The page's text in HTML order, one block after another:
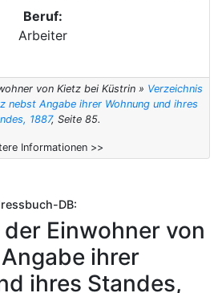
Beruf:
Arbeiter
von Kietz bei Küstrin » Verzeichnis
nebst Angabe ihrer Wohnung und ihres
1887, Seite 85.
Informationen >>
DB:
Einwohner von
ihrer
ihres Standes,